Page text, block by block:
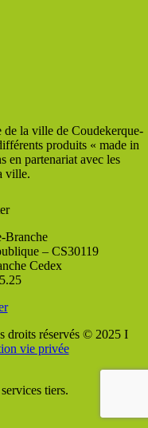
de la ville de Coudekerque-
produits « made in
en partenariat avec les
ville.
Branche
– CS30119
Cedex
droits réservés © 2025 I
vie privée
tiers.